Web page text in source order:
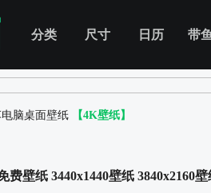
分类 尺寸 日历 带
脑桌面壁纸 【4K壁纸】
费壁纸 3440x1440壁纸 3840x2160壁